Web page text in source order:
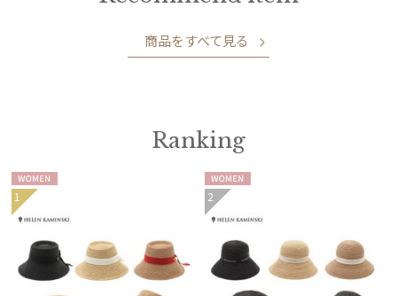
商品をすべて見る
Ranking
WOME
N
1
WOME
N
2